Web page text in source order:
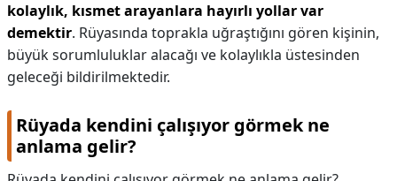
kolaylık, kısmet arayanlara hayırlı yollar var
demektir. Rüyasında toprakla uğraştığını gören kişinin,
büyük sorumluluklar alacağı ve kolaylıkla üstesinden
geleceği bildirilmektedir.
Rüyada kendini çalışıyor görmek ne
anlama gelir?